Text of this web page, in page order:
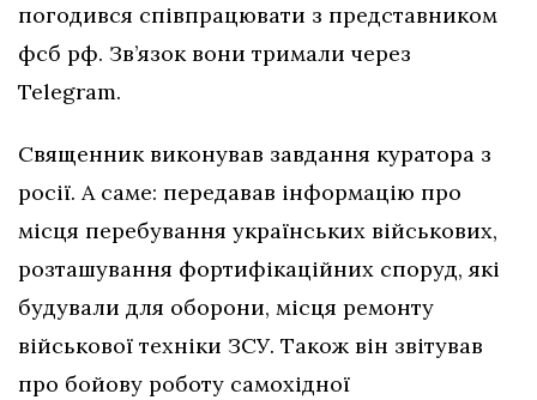
погодився співпрацювати з представником
фсб рф. Зв’язок вони тримали через
Telegram.
Священник виконував завдання куратора з
росії. А саме: передавав інформацію про
місця перебування українських військових,
розташування фортифікаційних споруд, які
будували для оборони, місця ремонту
військової техніки ЗСУ. Також він звітував
про бойову роботу самохідної